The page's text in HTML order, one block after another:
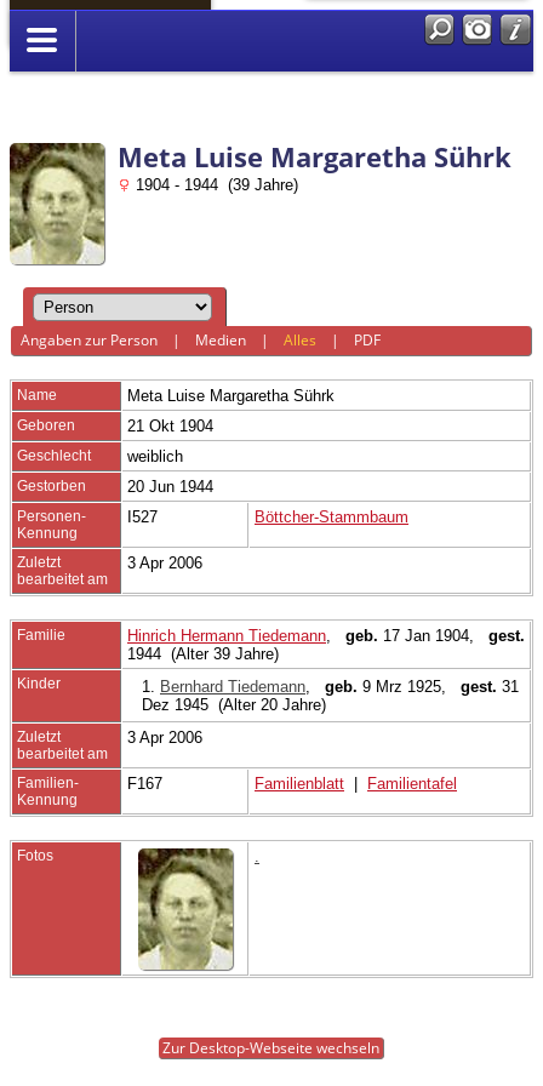
Anmelden
Meta Luise Margaretha Sührk
1904 - 1944 (39 Jahre)
Angaben zur Person | Medien |Alles | PDF
Name Meta Luise Margaretha Sührk
Geboren 21 Okt 1904
Geschlecht weiblich
Gestorben 20 Jun 1944
Personen-
Kennung
I527 Böttcher-Stammbaum
Zuletzt
bearbeitet am
3 Apr 2006
Familie Hinrich Hermann Tiedemann geb. 17 Jan 1904, gest.
1944 (Alter 39 Jahre)
Kinder 1. Bernhard Tiedemann geb. 9 Mrz 1925, gest. 31
Dez 1945 (Alter 20 Jahre)
Zuletzt
bearbeitet am
3 Apr 2006
Familien-
Kennung
F167 Familienblatt Familientafel
Fotos
Zur Desktop-Webseite wechseln